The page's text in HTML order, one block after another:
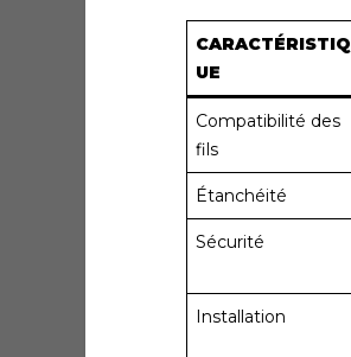
CARACTÉRISTIQ
UE
Compatibilité des
fils
Étanchéité
Sécurité
Installation